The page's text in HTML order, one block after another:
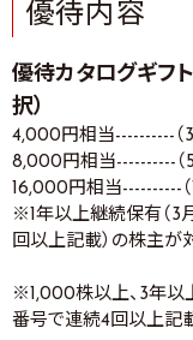
優待内容
優待カタログギフ
択）
4,000円相当----------（
8,000円相当----------（
16,000円相当----------（
※1年以上継続保有（3
回以上記載）の株主が
※1,000株以上、3年以
番号で連続4回以上記